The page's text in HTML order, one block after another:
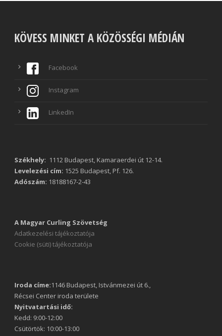
KÖVESS MINKET A KÖZÖSSÉGI MÉDIÁN
Facebook
Instagram
LinkedIn
Székhely: 1112 Budapest, Kamaraerdei út 12-14.
Levelezési cím: 1525 Budapest, Pf. 126.
Adószám: 18188167-2-43
A Magyar Curling Szövetség
Adatkezelési tájékoztatója
Cookie (süti) tájékoztatója
Iroda címe:1146 Budapest, Istvánmezei út 6.,
Récsei Center iroda területe
Nyitvatartási idő:
Kedd: 9:00-12:00
Csütörtök: 10:00-13:00